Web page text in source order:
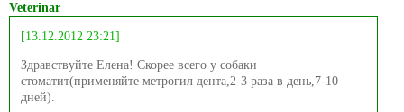
Veterinar
[13.12.2012 23:21]
Здравствуйте Елена! Скорее всего у собаки
стоматит(применяйте метрогил дента,2-3 раза в день,7-10
дней).